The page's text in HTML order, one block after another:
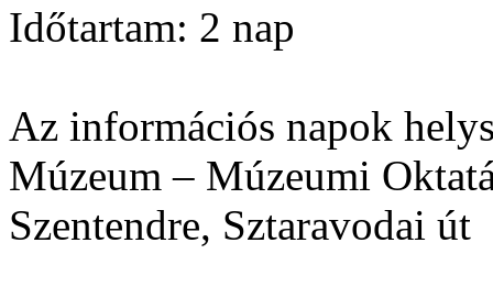
Időtartam: 2 nap
Az információs napok
Múzeum – Múzeumi
Szentendre, Sztaravodai út